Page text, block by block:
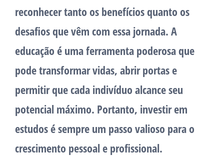
reconhecer tanto os benefícios quanto os
desafios que vêm com essa jornada. A
educação é uma ferramenta poderosa que
pode transformar vidas, abrir portas e
permitir que cada indivíduo alcance seu
potencial máximo. Portanto, investir em
estudos é sempre um passo valioso para o
crescimento pessoal e profissional.